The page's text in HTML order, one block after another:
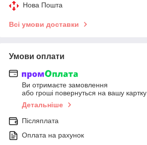
Нова Пошта
Всі умови доставки
Умови оплати
Ви отримаєте замовлення
або гроші повернуться на вашу картку
Детальніше
Післяплата
Оплата на рахунок